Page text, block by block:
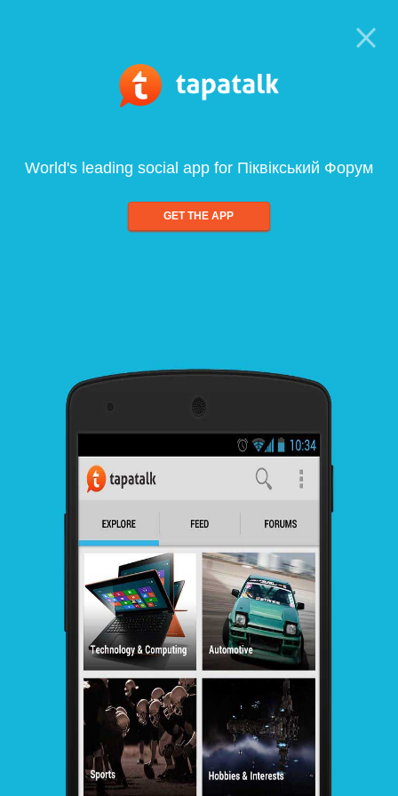
World's leading social app for Піквікський Форум
GET THE APP